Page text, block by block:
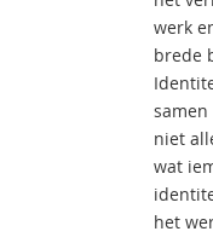
werk
brede
samen
niet
wat
het